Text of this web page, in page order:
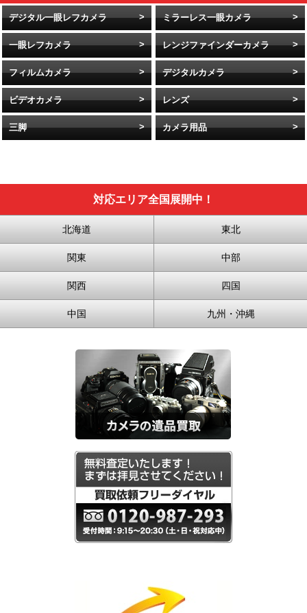
デジタル一眼レフカメラ ミラーレス一眼カメラ
一眼レフカメラ レンジファインダーカメラ
フィルムカメラ デジタルカメラ
ビデオカメラ レンズ
三脚 カメラ用品
対応エリア全国展開中！
北海道 東北
関東 中部
関西 四国
中国 九州・沖縄